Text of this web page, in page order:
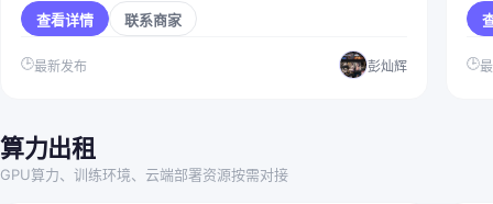
查看详情 联系商家
🕒最新发布 彭灿辉 🕒
算力出租
GPU算力、训练环境、云端部署资源按需对接